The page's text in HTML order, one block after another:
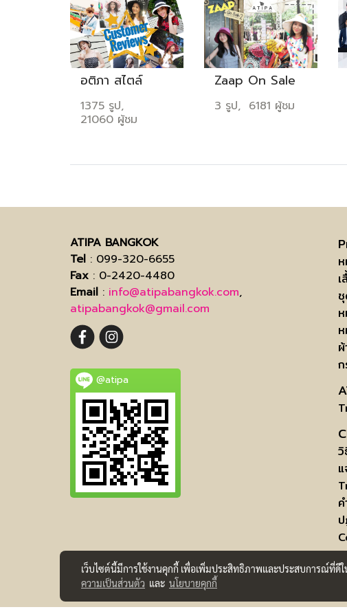
อติภา สไตล์
1375 รูป,
21060 ผู้ชม
Zaap On Sale
3 รูป, 6181 ผู้ชม
ATIPA BANGKOK
Tel : 099-320-6655
Fax : 0-2420-4480
Email : info@atipabangkok.com,
atipabangkok@gmail.com
@atipa
ก
เว็บไซต์นี้มีการใช้งานคุกกี้ เพื่อเพิ่มประสิทธิภาพและประสบการณ์ที่ดี
ความเป็นส่วนตัว และ นโยบายคุกกี้